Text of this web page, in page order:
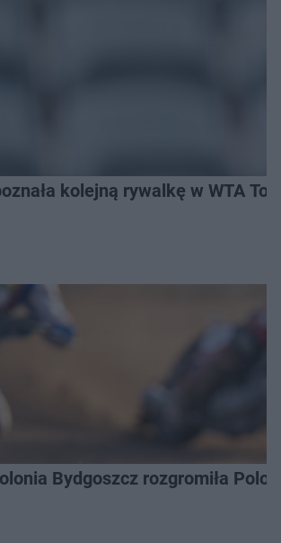
kolejną rywalkę w WTA
Bydgoszcz rozgromiła